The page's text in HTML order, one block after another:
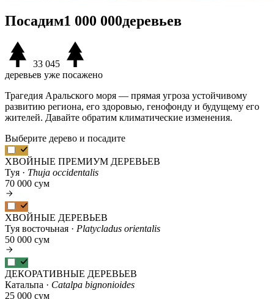
Посадим1 000 000деревьев
33 045
деревьев уже посажено
Трагедия Аральского моря — прямая угроза устойчивому
развитию региона, его здоровью, генофонду и будущему его
жителей. Давайте обратим климатические изменения.
Выберите дерево и посадите
ХВОЙНЫЕ ПРЕМИУМ ДЕРЕВЬЕВ
Туя · Thuja occidentalis
70 000 сум
ХВОЙНЫЕ ДЕРЕВЬЕВ
Туя восточьная · Platycladus orientalis
50 000 сум
ДЕКОРАТИВНЫЕ ДЕРЕВЬЕВ
Катальпа · Catalpa bignonioides
25 000 сум